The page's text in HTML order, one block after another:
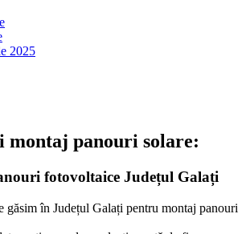
2025
montaj panouri solare:
fotovoltaice Județul Galați
găsim în Județul Galați pentru montaj panouri